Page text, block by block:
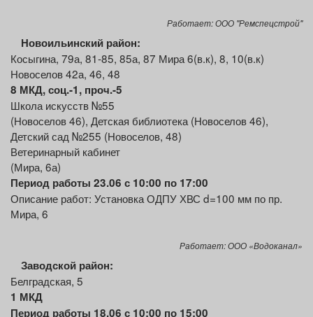
Работает: ООО "Ремспецстрой"
Новоильинский район:
Косыгина, 79а, 81-85, 85а, 87 Мира 6(в.к), 8, 10(в.к)
Новоселов 42а, 46, 48
8 МКД, соц.-1, проч.-5
Школа искусств №55
(Новоселов 46), Детская библиотека (Новоселов 46),
Детский сад №255 (Новоселов, 48)
Ветеринарный кабинет
(Мира, 6а)
Период работы 23.06 с 10:00 по 17:00
Описание работ: Установка ОДПУ ХВС d=100 мм по пр.
Мира, 6
Работает: ООО «Водоканал»
Заводской район:
Белградская, 5
1 МКД
Период работы 18.06 с 10:00 по 15:00